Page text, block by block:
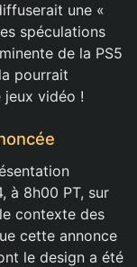
une «
spéculations
de la PS5
pourrait
jeux vidéo !
à 8h00 PT, sur
contexte des
cette annonce
le design a été